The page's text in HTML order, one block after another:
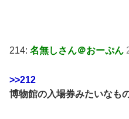
214: 名無しさん＠おーぷん
>>212
博物館の入場券みたいなも